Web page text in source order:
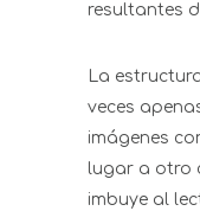
resultantes
La
veces
imágenes
lugar a otro
imbuye al